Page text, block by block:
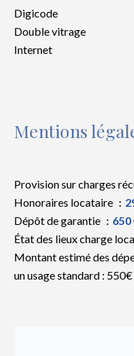
Digicode
Double vitrage
Internet
Mentions
Provision sur charges
Honoraires locataire
Dépôt de garantie
650
État des lieux charge
Montant estimé des
un usage standard :